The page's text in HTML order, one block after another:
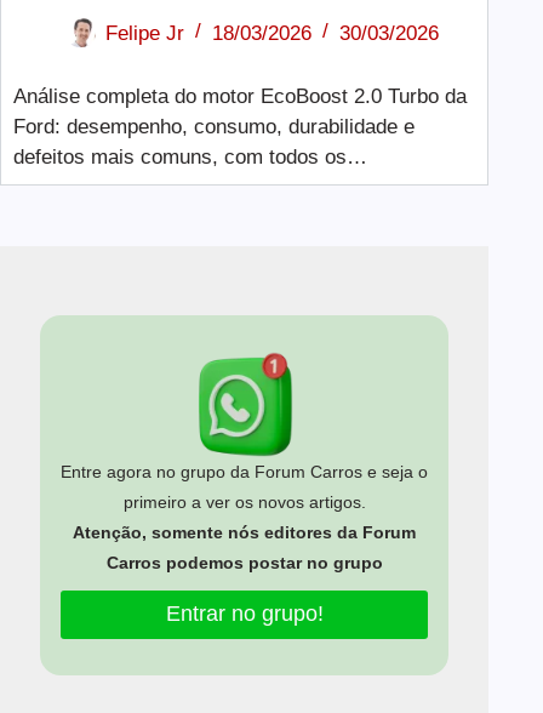
Felipe Jr 18/03/2026 30/03/2026
Análise completa do motor EcoBoost 2.0 Turbo da
Ford: desempenho, consumo, durabilidade e
defeitos mais comuns, com todos os…
Entre agora no grupo da Forum Carros e seja o
primeiro a ver os novos artigos.
Atenção, somente nós editores da Forum
Carros podemos postar no grupo
Entrar no grupo!